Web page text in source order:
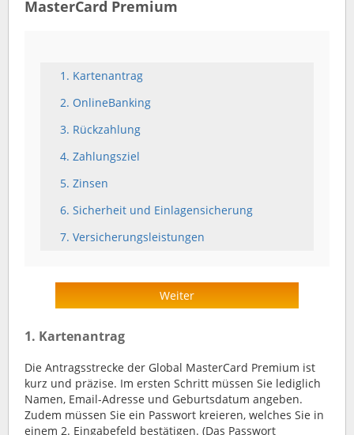
MasterCard Premium
1. Kartenantrag
2. OnlineBanking
3. Rückzahlung
4. Zahlungsziel
5. Zinsen
6. Sicherheit und Einlagensicherung
7. Versicherungsleistungen
Weiter
1. Kartenantrag
Die Antragsstrecke der Global MasterCard Premium ist
kurz und präzise. Im ersten Schritt müssen Sie lediglich
Namen, Email-Adresse und Geburtsdatum angeben.
Zudem müssen Sie ein Passwort kreieren, welches Sie in
einem 2. Eingabefeld bestätigen. (Das Passwort